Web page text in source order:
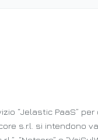
“Jelastic PaaS”
s.r.l. si intendono